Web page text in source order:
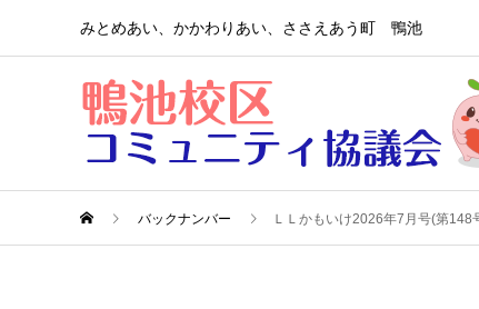
みとめあい、かかわりあい、ささえあう町 鴨池
バックナンバー ＬＬかもいけ2026年7月号(第148